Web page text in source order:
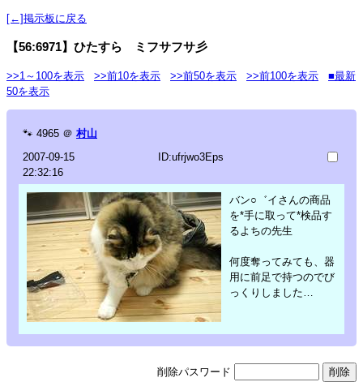
[←]掲示板に戻る
【56:6971】ひたすら ミフサフサ彡
>>1～100を表示 >>前10を表示 >>前50を表示 >>前100を表示
■最新
50を表示
🐾 4965 ＠ 村山
2007-09-15
22:32:16
ID:ufrjwo3Eps
バン○゛イさんの商品
を*手に取って*検品す
るよちの先生
何度奪ってみても、器
用に前足で持つのでび
っくりしました…
削除パスワード